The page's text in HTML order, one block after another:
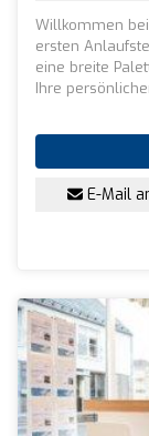
Willkommen
ersten
eine breite
Ihre
E-Mail